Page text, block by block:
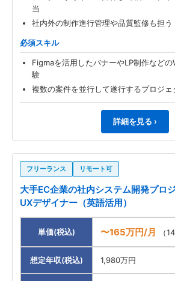
当
社内外の制作進行管理や品質監修も担う
必須スキル
Figmaを活用したバナーやLP制作など
験
複数の案件を並行して遂行するプロジェ
詳細を見る ›
フリーランス リモート可
大手EC企業の社内システム開発プロ
UXデザイナー（英語活用）
単価(税込) 〜165万円/月 （
想定年収(税込) 1,980万円